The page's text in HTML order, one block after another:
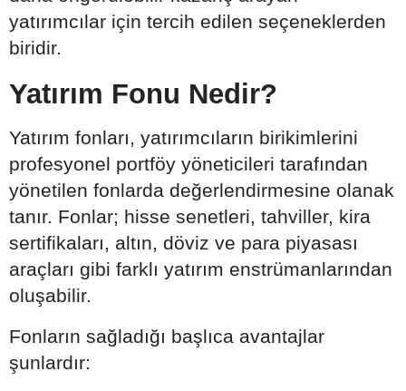
yatırımcılar için tercih edilen seçeneklerden
biridir.
Yatırım Fonu Nedir?
Yatırım fonları, yatırımcıların birikimlerini
profesyonel portföy yöneticileri tarafından
yönetilen fonlarda değerlendirmesine olanak
tanır. Fonlar; hisse senetleri, tahviller, kira
sertifikaları, altın, döviz ve para piyasası
araçları gibi farklı yatırım enstrümanlarından
oluşabilir.
Fonların sağladığı başlıca avantajlar
şunlardır: